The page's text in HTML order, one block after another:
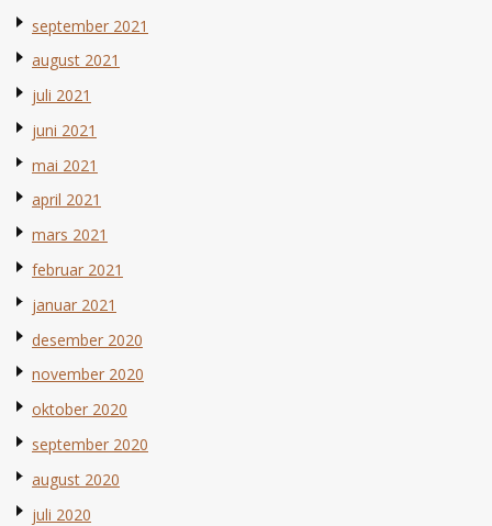
september 2021
august 2021
juli 2021
juni 2021
mai 2021
april 2021
mars 2021
februar 2021
januar 2021
desember 2020
november 2020
oktober 2020
september 2020
august 2020
juli 2020